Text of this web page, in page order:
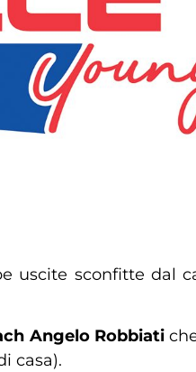
uscite sconfitte dal
Angelo Robbiati
casa).